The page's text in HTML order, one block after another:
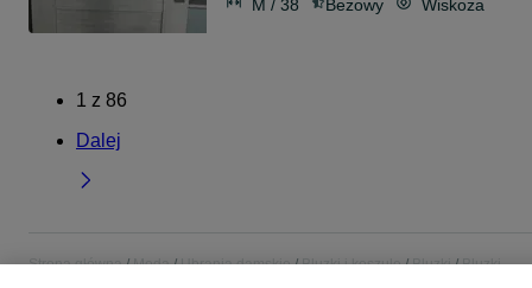
M / 38 Beżowy Wiskoza
1 z 86
Dalej
Strona główna Moda Ubrania damskie Bluzki i koszule Bluzki
Bluzki -